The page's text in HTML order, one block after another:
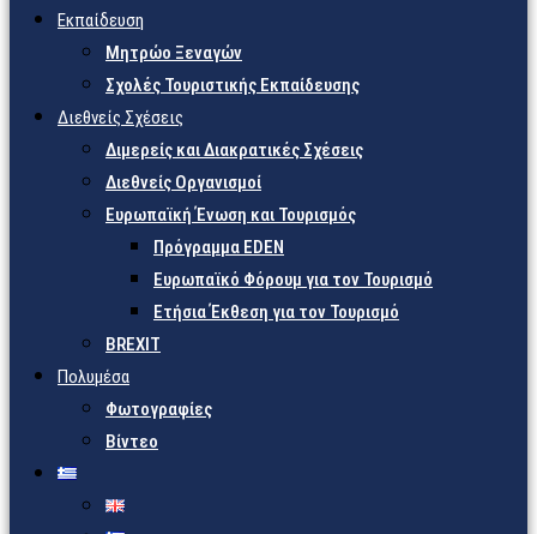
Εκπαίδευση
Μητρώο Ξεναγών
Σχολές Τουριστικής Εκπαίδευσης
Διεθνείς Σχέσεις
Διμερείς και Διακρατικές Σχέσεις
Διεθνείς Οργανισμοί
Ευρωπαϊκή Ένωση και Τουρισμός
Πρόγραμμα EDEN
Ευρωπαϊκό Φόρουμ για τον Τουρισμό
Ετήσια Έκθεση για τον Τουρισμό
BREXIT
Πολυμέσα
Φωτογραφίες
Βίντεο